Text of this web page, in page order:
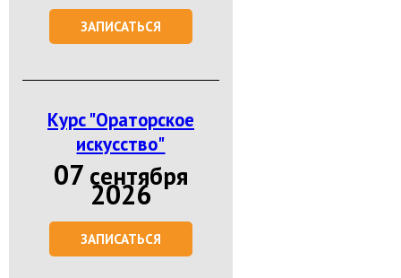
ЗАПИСАТЬСЯ
Курс "Ораторское
искусство"
07 сентября
2026
ЗАПИСАТЬСЯ